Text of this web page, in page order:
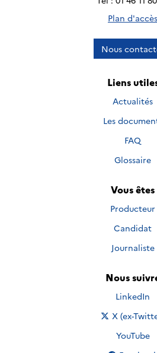
Plan d'accès
Nous
Liens
Actualités
Les
FAQ
Glossaire
Vous êtes
Producteur
Candidat
Journaliste
Nous
Nous
LinkedIn
Nous suivre
X (ex-
Nous
YouTube